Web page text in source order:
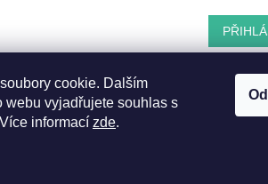
cookie. Dalším
webu vyjadřujete souhlas s
informací zde.